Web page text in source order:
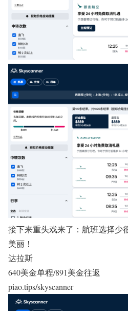
接下来重头戏来了：航班选择少
美丽！
达拉斯
640美金单程/891美金往返
piao.tips/skyscanner